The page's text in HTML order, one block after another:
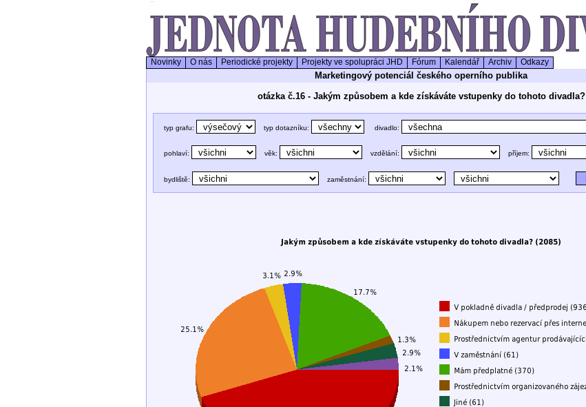
Novinky O nás Periodické projekty Projekty ve spolupráci JHD Fórum Kalendář Archiv Odkazy
Marketingový potenciál českého operního publika
otázka č.16 - Jakým způsobem a kde získáváte vstupenky do tohoto divadla?
typ grafu: typ dotazníku: divadlo:
pohlaví: věk: vzdělání: příjem:
bydliště: zaměstnání: